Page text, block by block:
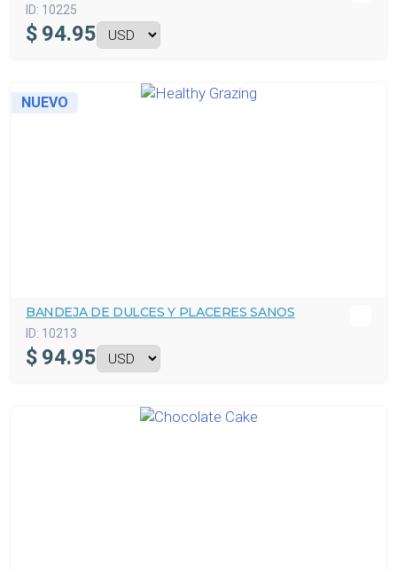
ID: 10225
$ 94.95
NUEVO
BANDEJA DE DULCES Y PLACERES SANOS
ID: 10213
$ 94.95